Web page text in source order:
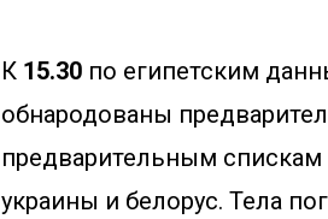
К 15.30 по египетским
обнародованы
предварительным
украины и белорус. Тела